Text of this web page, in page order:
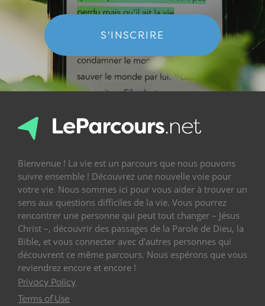
S'INSCRIRE
Bienvenue ! La vie est un parcours que nous pouvons
suivre ensemble ! Découvrez une nouvelle voie pour
votre vie. Nous sommes ici pour vous aider à trouver un
sens aux questions difficiles de la vie. Vous pourrez
rencontrer une personne qui peut tout changer – Jésus
Christ –, découvrir des passages de la Parole de Dieu, la
Bible, et vous connecter avec d’autres personnes qui
découvrent ce même parcours. Nous espérons que vous
reviendrez encore et encore !
Privacy Policy
Terms of Use